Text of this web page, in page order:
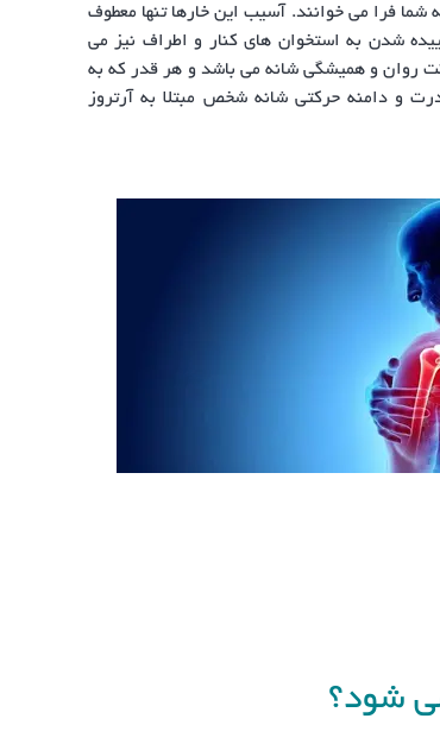
شما فرا می خوانند. آسیب این خارها تنها معطوف
شدن به استخوان های کنار و اطراف نیز می
روان و همیشگی شانه می باشد و هر قدر که به
و دامنه حرکتی شانه شخص مبتلا به آرتروز
شود؟